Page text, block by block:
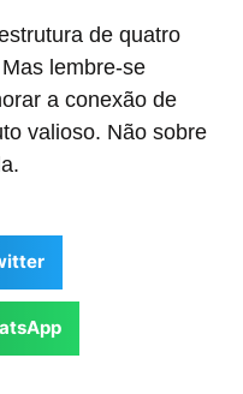
de quatro
lembre-se
a conexão de
valioso. Não sobre